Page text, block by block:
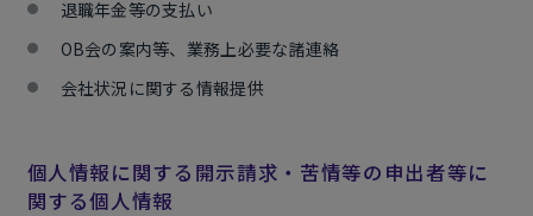
退職年金等の支払い
OB会の案内等、業務上必要な諸連絡
会社状況に関する情報提供
個人情報に関する開示請求・苦情等の申出者等に
関する個人情報